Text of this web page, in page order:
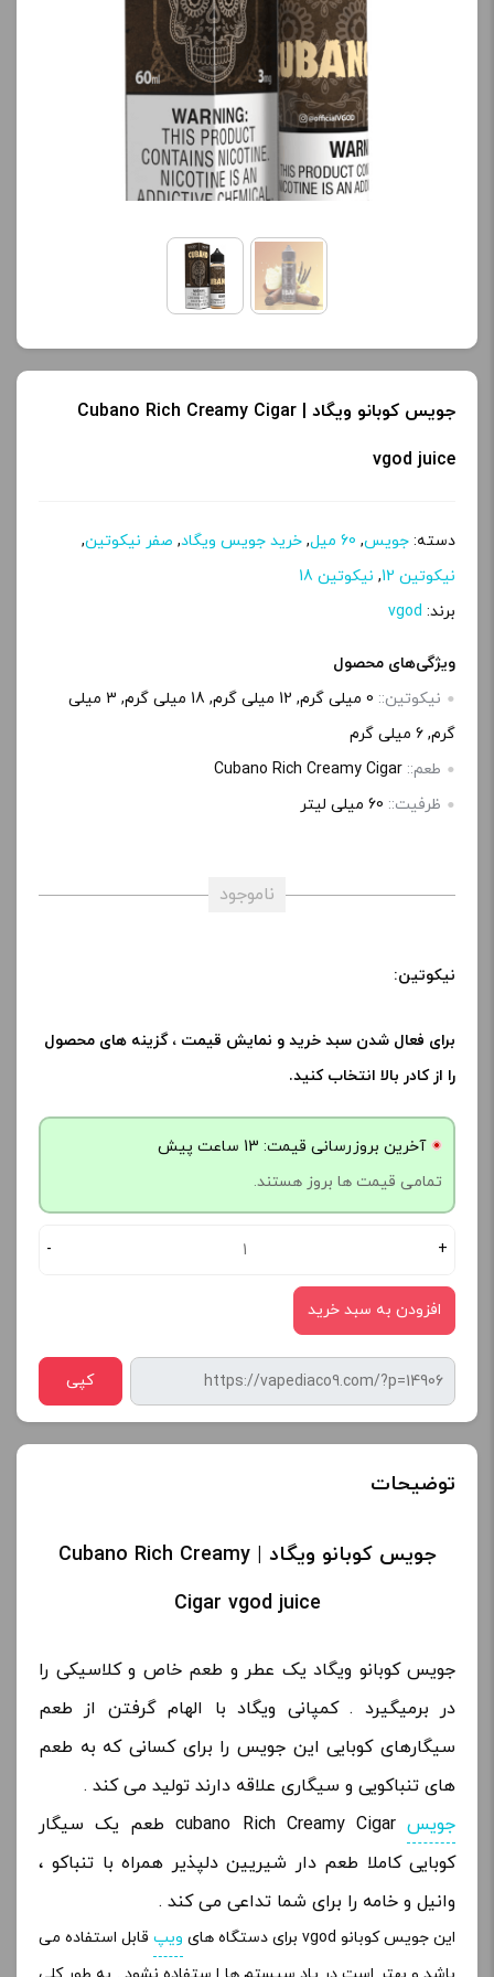
جویس کوبانو ویگاد | Cubano Rich Creamy Cigar
vgod juice
دسته: جویس, 60 میل , خرید جویس ویگاد, صفر نیکوتین,
نیکوتین 12
, نیکوتین 18
برند: vgod
ویژگی‌های محصول
نیکوتین::
0 میلی گرم, 12 میلی گرم, 18 میلی گرم, 3 میلی‌
گرم, 6 میلی گرم
طعم:: Cubano Rich Creamy Cigar
ظرفیت:: 60 میلی‌ لیتر
ناموجود
نیکوتین:
برای فعال شدن سبد خرید و نمایش قیمت ، گزینه های محصول
را از کادر بالا انتخاب کنید.
آخرین بروزرسانی قیمت: 13 ساعت پیش
تمامی قیمت ها بروز هستند.
- +
افزودن به سبد خرید
کپی
توضیحات
جویس کوبانو ویگاد | Cubano Rich Creamy
Cigar vgod juice
جویس کوبانو ویگاد یک عطر و طعم خاص و کلاسیکی را
در برمیگیرد . کمپانی ویگاد با الهام گرفتن از طعم
سیگارهای کوبایی این جویس را برای کسانی که به طعم
های تنباکویی و سیگاری علاقه دارند تولید می کند .
جویس
cubano Rich Creamy Cigar طعم یک سیگار
کوبایی کاملا طعم دار شیریین دلپذیر همراه با تنباکو ،
وانیل و خامه را برای شما تداعی می کند .
این جویس کوبانو vgod برای دستگاه های ویپ قابل استفاده می